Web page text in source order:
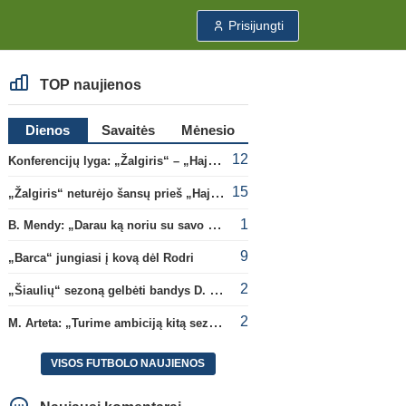
Prisijungti
TOP naujienos
Dienos Savaitės
Mėnesio
Konferencijų lyga: „Žalgiris“ – „Hajduk“ (rungtynės tiesiogiai)
12
„Žalgiris“ neturėjo šansų prieš „Hajduk“ 15
B. Mendy: „Darau ką noriu su savo pasaulio čempionato titulu“ 1
„Barca“ jungiasi į kovą dėl Rodri 9
„Šiaulių“ sezoną gelbėti bandys D. Lastauskas 2
M. Arteta: „Turime ambiciją kitą sezoną kovoti dėl visų titulų“ 2
VISOS FUTBOLO NAUJIENOS